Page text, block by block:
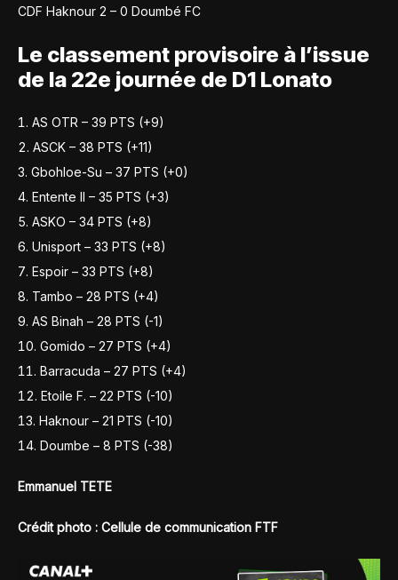
CDF Haknour 2 – 0 Doumbé FC
Le classement provisoire à l’issue
de la 22e journée de D1 Lonato
AS OTR – 39 PTS (+9)
ASCK – 38 PTS (+11)
Gbohloe-Su – 37 PTS (+0)
Entente II – 35 PTS (+3)
ASKO – 34 PTS (+8)
Unisport – 33 PTS (+8)
Espoir – 33 PTS (+8)
Tambo – 28 PTS (+4)
AS Binah – 28 PTS (-1)
Gomido – 27 PTS (+4)
Barracuda – 27 PTS (+4)
Etoile F. – 22 PTS (-10)
Haknour – 21 PTS (-10)
Doumbe – 8 PTS (-38)
Emmanuel TETE
Crédit photo : Cellule de communication FTF